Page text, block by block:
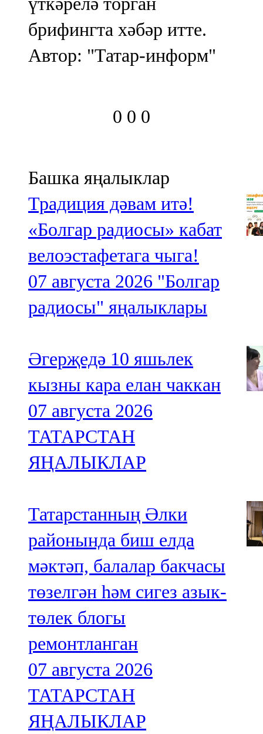
брифингта хәбәр итте.
Автор: "Татар-информ"
0 0 0
Башка яңалыклар
Традиция дәвам итә!
«Болгар радиосы» кабат
велоэстафетага чыга!
07 августа 2026 "Болгар
радиосы" яңалыклары
Әгерҗедә 10 яшьлек
кызны кара елан чаккан
07 августа 2026
ТАТАРСТАН
ЯҢАЛЫКЛАР
Татарстанның Әлки
районында биш елда
мәктәп, балалар бакчасы
төзелгән һәм сигез азык-
төлек блогы
ремонтланган
07 августа 2026
ТАТАРСТАН
ЯҢАЛЫКЛАР